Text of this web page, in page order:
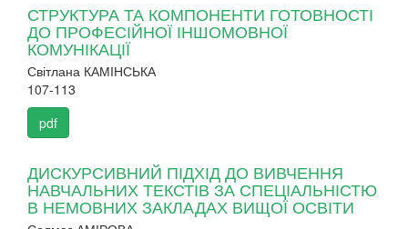
СТРУКТУРА ТА КОМПОНЕНТИ ГОТОВНОСТІ
ДО ПРОФЕСІЙНОЇ ІНШОМОВНОЇ
КОМУНІКАЦІЇ
Світлана КАМІНСЬКА
107-113
pdf
ДИСКУРСИВНИЙ ПІДХІД ДО ВИВЧЕННЯ
НАВЧАЛЬНИХ ТЕКСТІВ ЗА СПЕЦІАЛЬНІСТЮ
В НЕМОВНИХ ЗАКЛАДАХ ВИЩОЇ ОСВІТИ